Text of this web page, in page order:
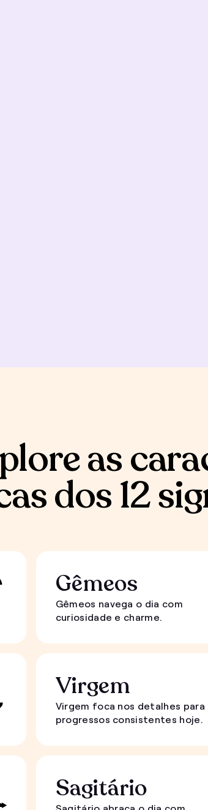
as
dos 12
Gêmeos
Gêmeos navega o dia com
curiosidade e charme.
Virgem
Virgem foca nos detalhes
progressos consistentes hoje.
Sagitário